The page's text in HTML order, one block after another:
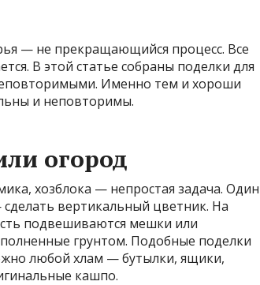
— не прекращающийся процесс. Все
В этой статье собраны поделки для
Именно тем и хороши
и неповторимы.
огород
хозблока — непростая задача. Один
вертикальный цветник. На
подвешиваются мешки или
грунтом. Подобные поделки
любой хлам — бутылки, ящики,
кашпо.